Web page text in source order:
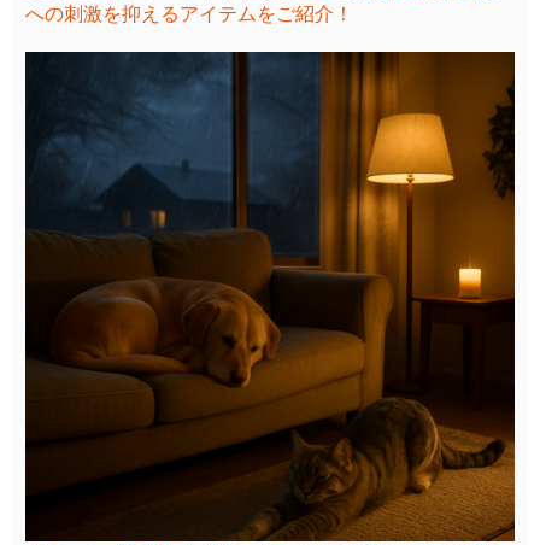
への刺激を抑えるアイテムをご紹介！